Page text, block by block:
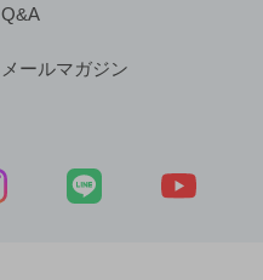
Q&A
メールマガジン